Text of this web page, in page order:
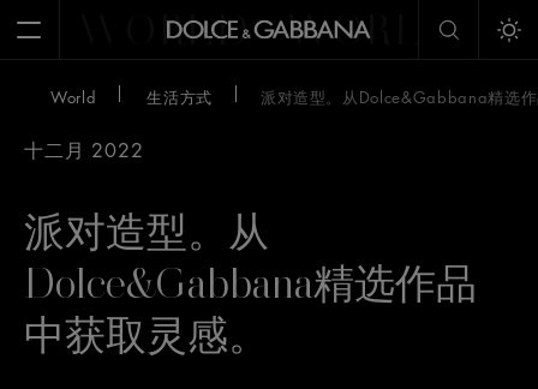
Open MenuWORLD WORLD
World 生活方式 派对造型。从Dolce&Gabbana精选
十二月 2022
派对造型。从
Dolce&Gabbana精选作品
中获取灵感。